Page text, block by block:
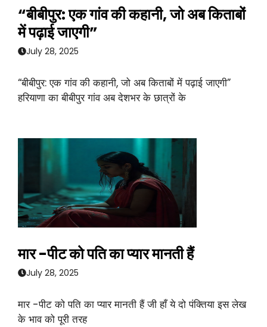
“बीबीपुर: एक गांव की कहानी, जो अब किताबों
में पढ़ाई जाएगी”
July 28, 2025
“बीबीपुर: एक गांव की कहानी, जो अब किताबों में पढ़ाई जाएगी”
हरियाणा का बीबीपुर गांव अब देशभर के छात्रों के
मार -पीट को पति का प्यार मानती हैं
July 28, 2025
मार -पीट को पति का प्यार मानती हैं जी हाँ ये दो पंक्तिया इस लेख
के भाव को पूरी तरह